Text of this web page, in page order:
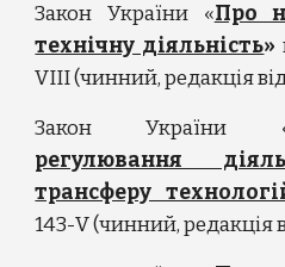
Закон України «Про
технічну діяльність»
VIII (чинний, редакція від
Закон України
регулювання
трансферу
143-V (чинний, редакція